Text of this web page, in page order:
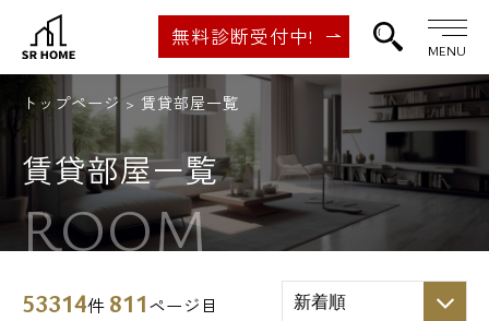
無料診断受付中!
MENU
トップページ 賃貸部屋一覧
賃貸部屋一覧
ROOM
53314件 811 ページ目